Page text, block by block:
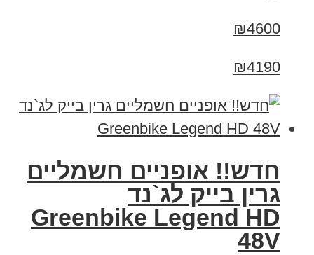
₪4600
₪4190
חדש!! אופניים חשמליים
גרין בייק לג`נד
Greenbike Legend HD
48V